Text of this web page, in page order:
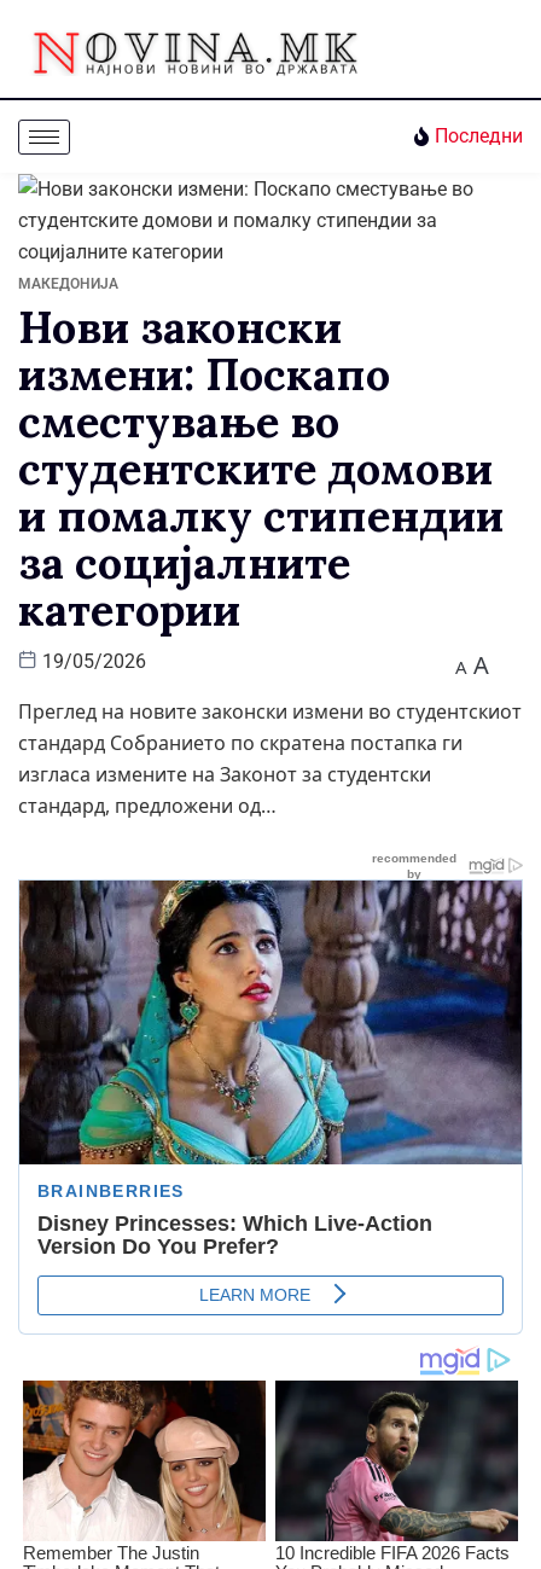
Последни
МАКЕДОНИЈА
Нови законски
измени: Поскапо
сместување во
студентските домови
и помалку стипендии
за социјалните
категории
19/05/2026 A A
Преглед на новите законски измени во студентскиот
стандард Собранието по скратена постапка ги
изгласа измените на Законот за студентски
стандард, предложени од…